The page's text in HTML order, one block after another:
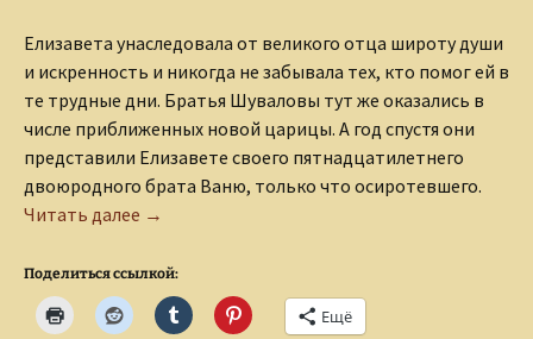
Елизавета унаследовала от великого отца широту души
и искренность и никогда не забывала тех, кто помог ей в
те трудные дни. Братья Шуваловы тут же оказались в
числе приближенных новой царицы. А год спустя они
представили Елизавете своего пятнадцатилетнего
двоюродного брата Ваню, только что осиротевшего.
Читать далее Отец Московского университета (Иван
→
Поделиться ссылкой:
Ещё